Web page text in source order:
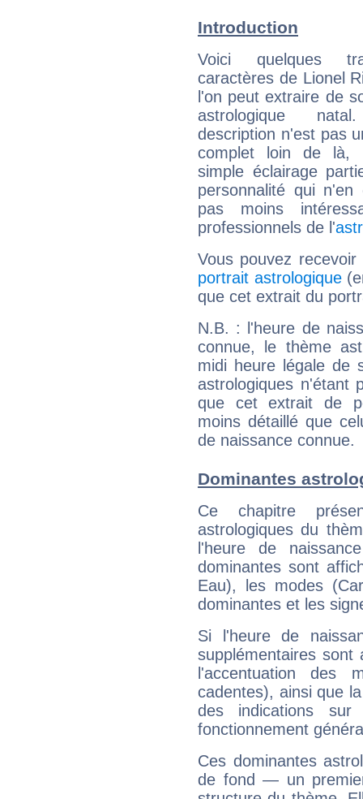
Introduction
Voici quelques
caractères de Lionel
l'on peut extraire de
astrologique
description n'est pas
complet loin de là,
simple éclairage
personnalité qui n'en
pas moins
professionnels de l'
Vous pouvez
portrait astrologique
que cet extrait du
N.B. : l'heure de
connue, le thème
midi heure légale de
astrologiques n'étant
que cet extrait de
moins détaillé que
de naissance connue.
Dominantes
Ce chapitre
astrologiques du
l'heure de
dominantes sont
Eau), les modes
dominantes et les
Si l'heure de
supplémentaires sont
l'accentuation des
cadentes), ainsi que
des indications sur
fonctionnement
Ces dominantes
de fond — un